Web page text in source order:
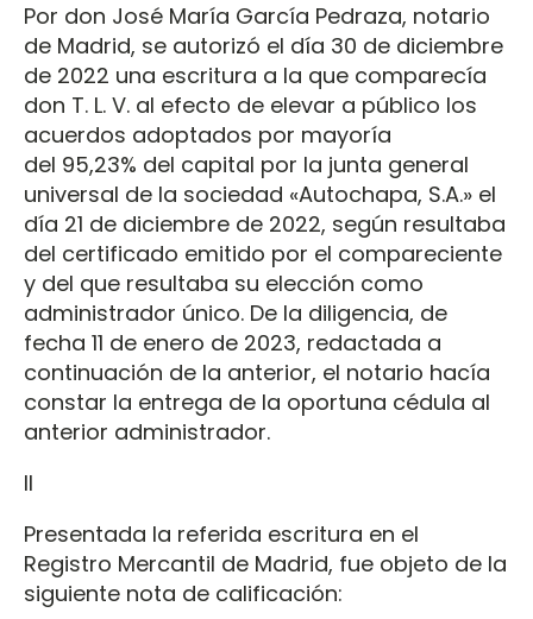
Por don José María García Pedraza, notario
de Madrid, se autorizó el día 30 de diciembre
de 2022 una escritura a la que comparecía
don T. L. V. al efecto de elevar a público los
acuerdos adoptados por mayoría
del 95,23% del capital por la junta general
universal de la sociedad «Autochapa, S.A.» el
día 21 de diciembre de 2022, según resultaba
del certificado emitido por el compareciente
y del que resultaba su elección como
administrador único. De la diligencia, de
fecha 11 de enero de 2023, redactada a
continuación de la anterior, el notario hacía
constar la entrega de la oportuna cédula al
anterior administrador.
II
Presentada la referida escritura en el
Registro Mercantil de Madrid, fue objeto de la
siguiente nota de calificación: